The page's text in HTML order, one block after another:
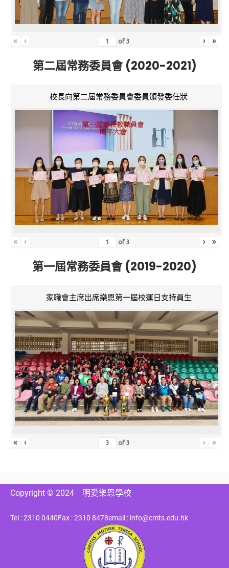
« ‹ of3 › »
第二屆常務委員會 (2020-2021)
校長向第二屆常務委員會委員頒發委任狀
« ‹ of3 › »
第一屆常務委員會 (2019-2020)
家職會主席出席樂恩第一屆校運日支持員生
« ‹ of3 › »
Copyright © 2024 明愛樂恩學校
Tel : 2310 0440Fax : 2310 8478email : info@cmts.edu.hk